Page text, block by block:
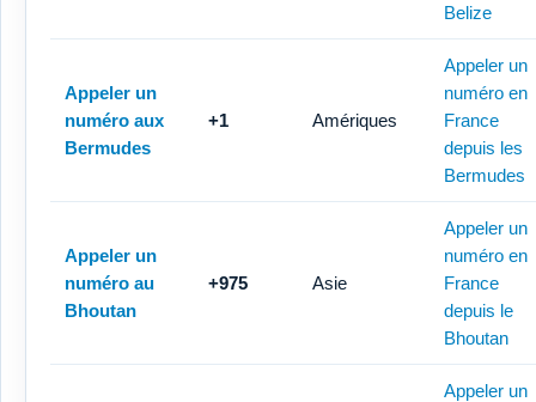
Belize
Appeler un
numéro aux
Bermudes
+1 Amériques
Appeler un
numéro en
France
depuis les
Bermudes
Appeler un
numéro au
Bhoutan
+975 Asie
Appeler un
numéro en
France
depuis le
Bhoutan
Appeler un